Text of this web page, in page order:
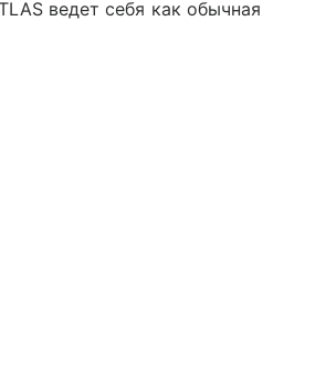
ведет себя как обычная